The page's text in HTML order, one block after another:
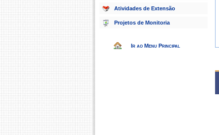
Atividades de Extensão
Projetos de Monitoria
Ir ao Menu Principal